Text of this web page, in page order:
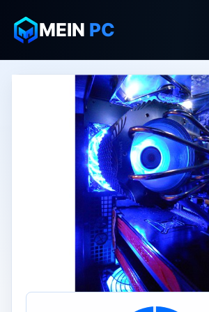
MEIN PC